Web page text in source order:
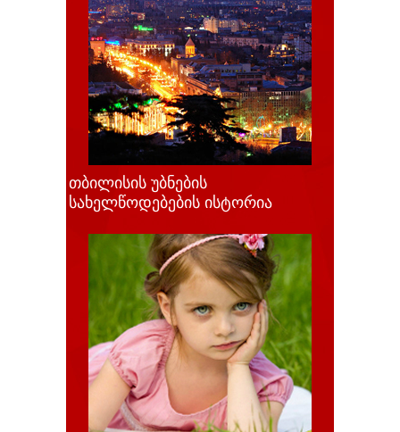
თბილისის უბნების
სახელწოდებების ისტორია